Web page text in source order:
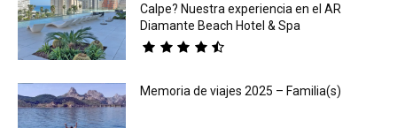
Calpe? Nuestra experiencia en el AR
Diamante Beach Hotel & Spa
Memoria de viajes 2025 – Familia(s)